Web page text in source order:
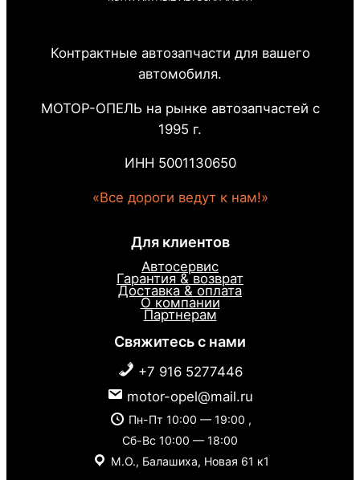
Контрактные автозапчасти для вашего
автомобиля.
МОТОР-ОПЕЛЬ на рынке автозапчастей с
1995 г.
ИНН 5001130650
«Все дороги ведут к нам!»
Для клиентов
Автосервис
Гарантия & возврат
Доставка & оплата
О компании
Партнерам
Свяжитесь с нами
+7 916 5277446
motor-opel@mail.ru
Пн-Пт 10:00 — 19:00 ,
Сб-Вс 10:00 — 18:00
М.О., Балашиха, Новая 61 к1